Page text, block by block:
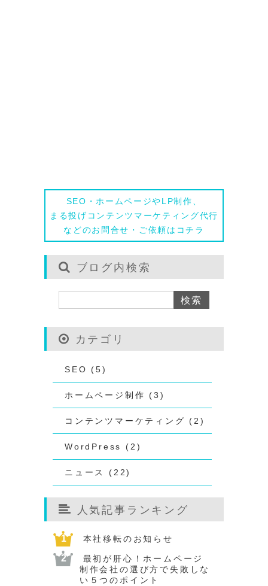
SEO・ホームページやLP制作、
まる投げコンテンツマーケティング代行
などのお問合せ・ご依頼はコチラ
ブログ内検索
カテゴリ
SEO (5)
ホームページ制作 (3)
コンテンツマーケティング (2)
WordPress (2)
ニュース (22)
人気記事ランキング
本社移転のお知らせ
最初が肝心！ホームページ
制作会社の選び方で失敗しな
い５つのポイント